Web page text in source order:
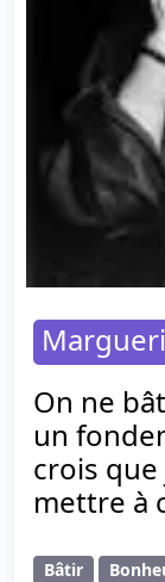
On ne
un
crois
mettre à
Bâtir